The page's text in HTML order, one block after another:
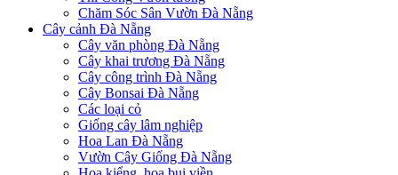
Chăm Sóc Sân Vườn Đà Nẵng
Cây cảnh Đà Nẵng
Cây văn phòng Đà Nẵng
Cây khai trương Đà Nẵng
Cây công trình Đà Nẵng
Cây Bonsai Đà Nẵng
Các loại cỏ
Giống cây lâm nghiệp
Hoa Lan Đà Nẵng
Vườn Cây Giống Đà Nẵng